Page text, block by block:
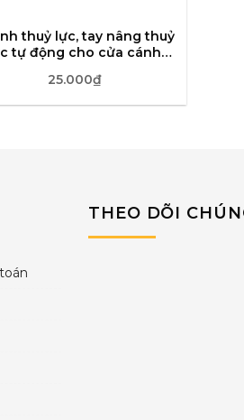
thuỷ lực, tay nâng thuỷ
tự động cho cửa cánh
25.000₫
THEO DÕI